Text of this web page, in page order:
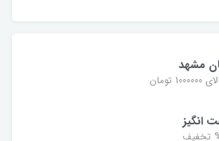
مشهد
انگیز